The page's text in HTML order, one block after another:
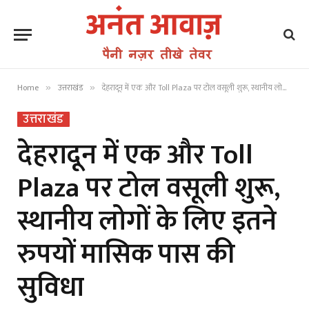
Home » उत्तराखंड » देहरादून में एक और Toll Plaza पर टोल वसूली शुरू, स्थानीय लोगों के लिए इतने रुपयों मासिक पास की सुविधा
उत्तराखंड
देहरादून में एक और Toll
Plaza पर टोल वसूली शुरू,
स्थानीय लोगों के लिए इतने
रुपयों मासिक पास की
सुविधा